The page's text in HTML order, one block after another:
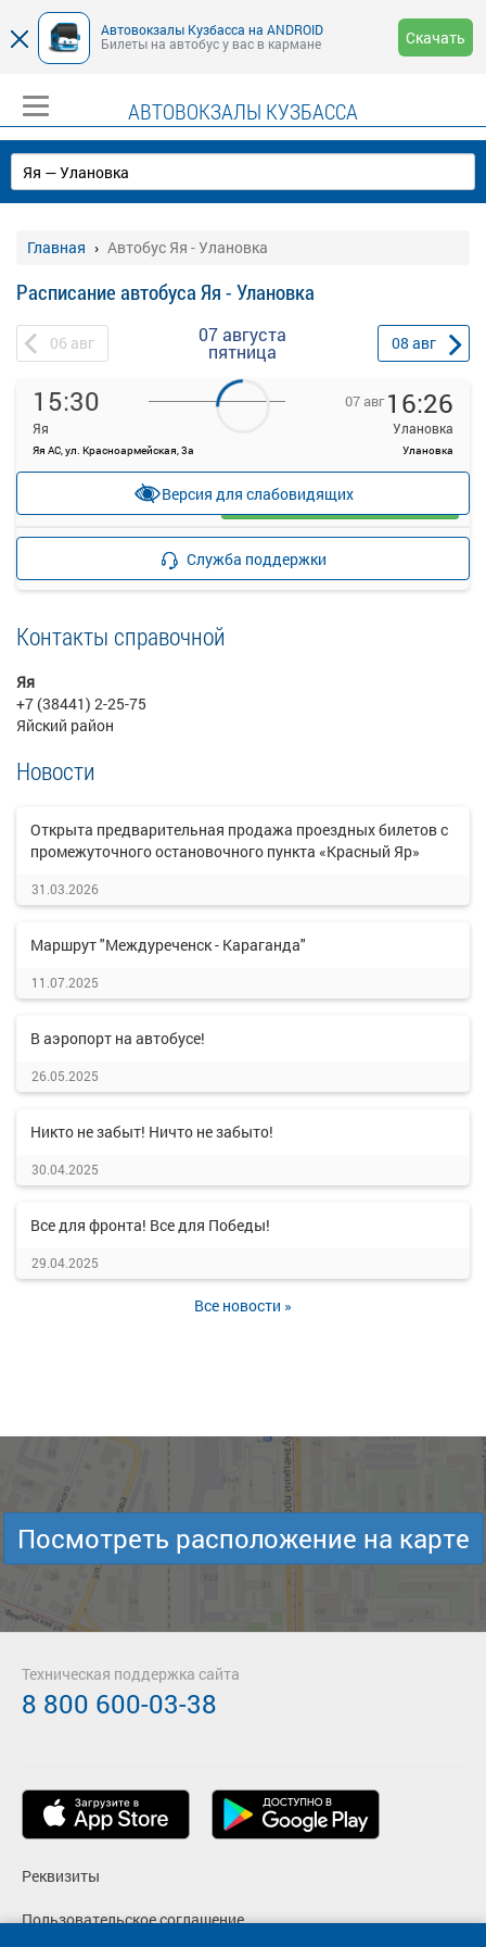
Автовокзалы Кузбасса на ANDROID
Билеты на автобус у вас в кармане
Скачать
АВТОВОКЗАЛЫ КУЗБАССА
Главная Автобус Яя - Улановка
Расписание автобуса Яя - Улановка
06 авг 07 августа
пятница 08 авг
15:30
Яя
Яя АС, ул. Красноармейская, 3а
07 авг 16:26
Улановка
Улановка
—
Загрузить цену
Версия для слабовидящих
Служба поддержки
Контакты справочной
Яя
+7 (38441) 2-25-75
Яйский район
Новости
Открыта предварительная продажа проездных билетов с
промежуточного остановочного пункта «Красный Яр»
31.03.2026
Маршрут "Междуреченск - Караганда"
11.07.2025
В аэропорт на автобусе!
26.05.2025
Никто не забыт! Ничто не забыто!
30.04.2025
Все для фронта! Все для Победы!
29.04.2025
Все новости »
Посмотреть расположение на карте
Реквизиты
Пользовательское соглашение
Техническая поддержка сайта
8 800 600-03-38